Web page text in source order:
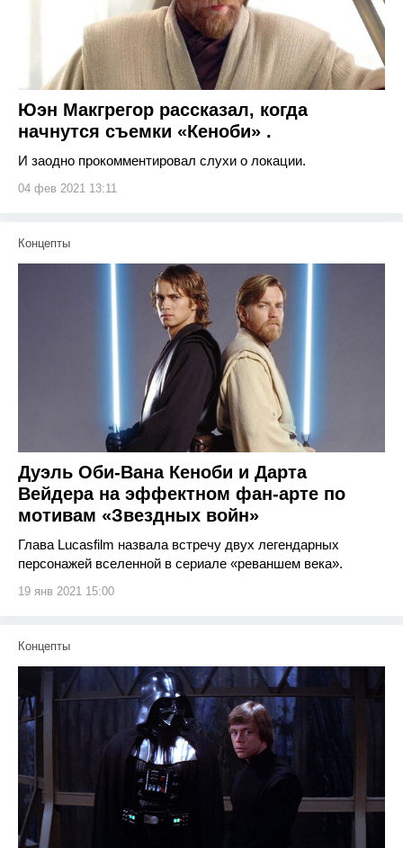
Юэн Макгрегор рассказал, когда
начнутся съемки «Кеноби» .
И заодно прокомментировал слухи о локации.
04 фев 2021 13:11
Концепты
Дуэль Оби-Вана Кеноби и Дарта
Вейдера на эффектном фан-арте по
мотивам «Звездных войн»
Глава Lucasfilm назвала встречу двух легендарных
персонажей вселенной в сериале «реваншем века».
19 янв 2021 15:00
Концепты